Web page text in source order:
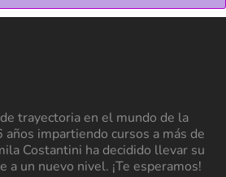
trayectoria en el mundo de la
impartiendo cursos a más de
Costantini ha decidido llevar su
a un nuevo nivel. ¡Te esperamos!